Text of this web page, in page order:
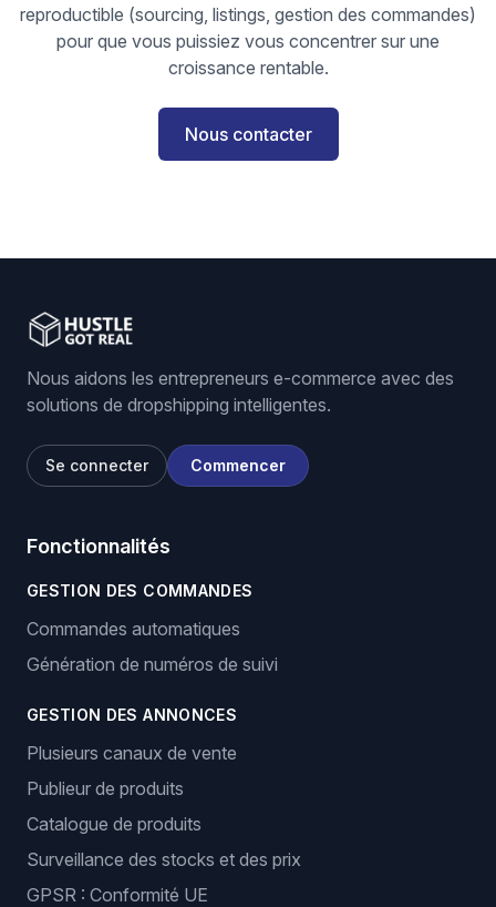
reproductible (sourcing, listings, gestion des commandes)
pour que vous puissiez vous concentrer sur une
croissance rentable.
Nous contacter
Nous aidons les entrepreneurs e-commerce avec des
solutions de dropshipping intelligentes.
Se connecter Commencer
Fonctionnalités
GESTION DES COMMANDES
Commandes automatiques
Génération de numéros de suivi
GESTION DES ANNONCES
Plusieurs canaux de vente
Publieur de produits
Catalogue de produits
Surveillance des stocks et des prix
GPSR : Conformité UE